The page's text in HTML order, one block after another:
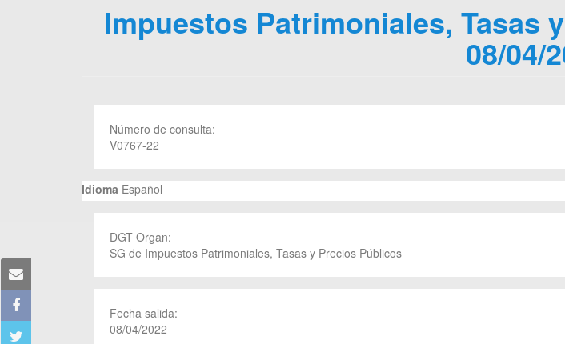
Impuestos Patrimoniales, Tasas
08/04/
Número de consulta:
V0767-22
Idioma Español
DGT Organ:
SG de Impuestos Patrimoniales, Tasas y Precios Públicos
Fecha salida:
08/04/2022